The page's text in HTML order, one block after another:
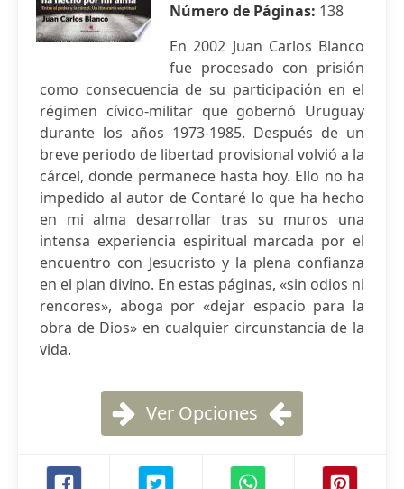
Número de Páginas: 138
En 2002 Juan Carlos Blanco
fue procesado con prisión
como consecuencia de su participación en el
régimen cívico-militar que gobernó Uruguay
durante los años 1973-1985. Después de un
breve periodo de libertad provisional volvió a la
cárcel, donde permanece hasta hoy. Ello no ha
impedido al autor de Contaré lo que ha hecho
en mi alma desarrollar tras su muros una
intensa experiencia espiritual marcada por el
encuentro con Jesucristo y la plena confianza
en el plan divino. En estas páginas, «sin odios ni
rencores», aboga por «dejar espacio para la
obra de Dios» en cualquier circunstancia de la
vida.
Ver Opciones